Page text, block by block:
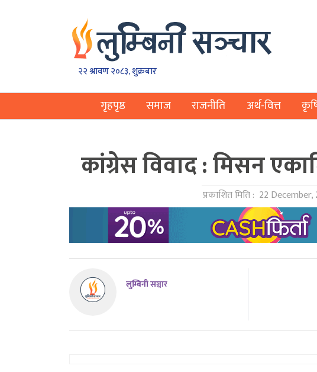
२२ श्रावण २०८३, शुक्रबार
गृहपृष्ठ समाज राजनीति अर्थ-वित्त
कांग्रेस विवाद : मिसन
प्रकाशित मिति : 22 December,
लुम्बिनी सञ्चार